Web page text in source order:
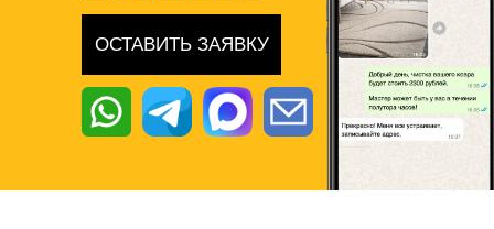
ОСТАВИТЬ ЗАЯВКУ